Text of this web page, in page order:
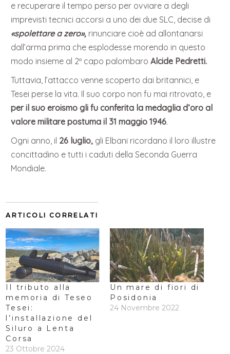
e recuperare il tempo perso per ovviare a degli
imprevisti tecnici accorsi a uno dei due SLC, decise di
«spolettare a zero», rinunciare cioè ad allontanarsi
dall’arma prima che esplodesse morendo in questo
modo insieme al 2º capo palombaroAlcide Pedretti.
Tuttavia, l’attacco venne scoperto dai britannici, e
Tesei perse la vita. Il suo corpo non fu mai ritrovato, e
per il suo eroismo gli fu conferita la medaglia d’oro al
valore militare postuma il 31 maggio 1946.
Ogni anno, il 26 luglio, gli Elbani ricordano il loro illustre
concittadino e tutti i caduti della Seconda Guerra
Mondiale.
ARTICOLI CORRELATI
Il tributo alla
memoria di Teseo
Tesei:
l’installazione del
Siluro a Lenta
Corsa
23 Ottobre 2024
Un mare di fiori di
Posidonia
24 Novembre 2022